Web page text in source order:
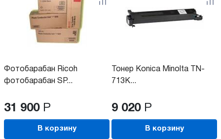
Фотобарабан Ricoh
фотобарабан SP...
31 900 Р
В корзину
Тонер Konica Minolta TN-
713K...
9 020 Р
В корзину